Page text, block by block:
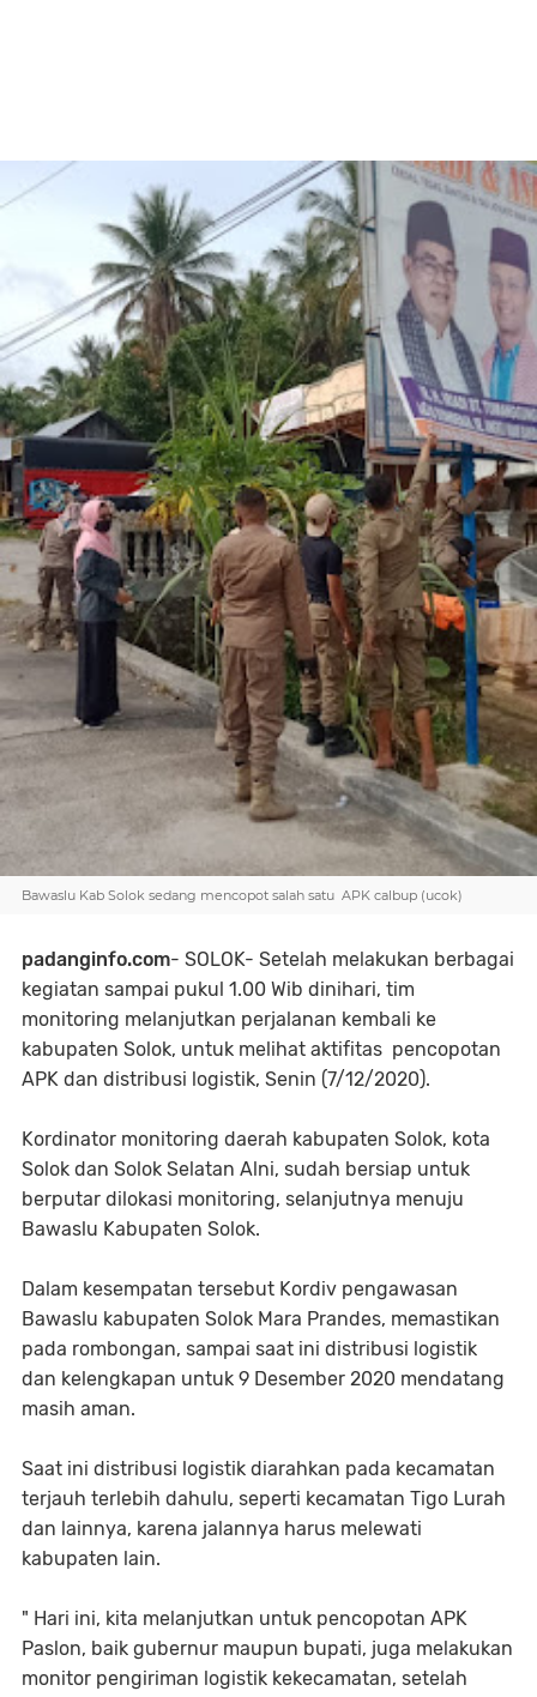
Bawaslu Kab Solok sedang mencopot salah satu APK calbup (ucok)
padanginfo.com- SOLOK- Setelah melakukan berbagai
kegiatan sampai pukul 1.00 Wib dinihari, tim
monitoring melanjutkan perjalanan kembali ke
kabupaten Solok, untuk melihat aktifitas pencopotan
APK dan distribusi logistik, Senin (7/12/2020).
Kordinator monitoring daerah kabupaten Solok, kota
Solok dan Solok Selatan Alni, sudah bersiap untuk
berputar dilokasi monitoring, selanjutnya menuju
Bawaslu Kabupaten Solok.
Dalam kesempatan tersebut Kordiv pengawasan
Bawaslu kabupaten Solok Mara Prandes, memastikan
pada rombongan, sampai saat ini distribusi logistik
dan kelengkapan untuk 9 Desember 2020 mendatang
masih aman.
Saat ini distribusi logistik diarahkan pada kecamatan
terjauh terlebih dahulu, seperti kecamatan Tigo Lurah
dan lainnya, karena jalannya harus melewati
kabupaten lain.
" Hari ini, kita melanjutkan untuk pencopotan APK
Paslon, baik gubernur maupun bupati, juga melakukan
monitor pengiriman logistik kekecamatan, setelah